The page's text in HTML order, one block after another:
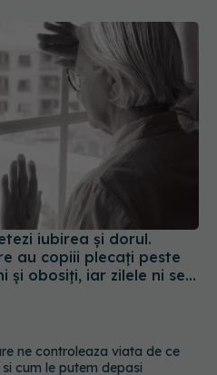
au copiii plecați peste
și obosiți, iar zilele ni se